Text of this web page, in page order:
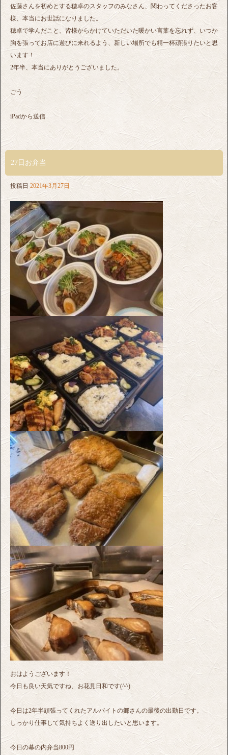
佐藤さんを初めとする穂卓のスタッフのみなさん、関わってくださったお客
様、本当にお世話になりました。
穂卓で学んだこと、皆様からかけていただいた暖かい言葉を忘れず、いつか
胸を張ってお店に遊びに来れるよう、新しい場所でも精一杯頑張りたいと思
います！
2年半、本当にありがとうございました。
ごう
iPadから送信
27日お弁当
投稿日 2021年3月27日
おはようございます！
今日も良い天気ですね、お花見日和です(^^)
今日は2年半頑張ってくれたアルバイトの郷さんの最後の出勤日です。
しっかり仕事して気持ちよく送り出したいと思います。
今日の幕の内弁当800円